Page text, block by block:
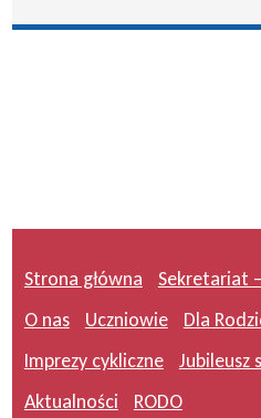
Strona główna Sekretariat
O nas
Uczniowie
Dla
Imprezy cykliczne
Jubileusz
Aktualności
RODO